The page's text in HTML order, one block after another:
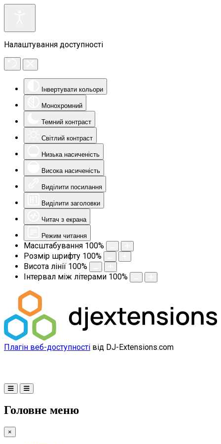
Налаштування доступності
Інвертувати кольори
Монохромний
Темний контраст
Світлий контраст
Низька насиченість
Висока насиченість
Виділити посилання
Виділити заголовки
Читач з екрана
Режим читання
Масштабування 100%
Розмір шрифту 100%
Висота лінії 100%
Інтервал між літерами 100%
Плагін веб-доступності від DJ-Extensions.com
Головне меню
×